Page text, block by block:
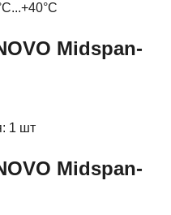
Midspan-
1 шт
Midspan-